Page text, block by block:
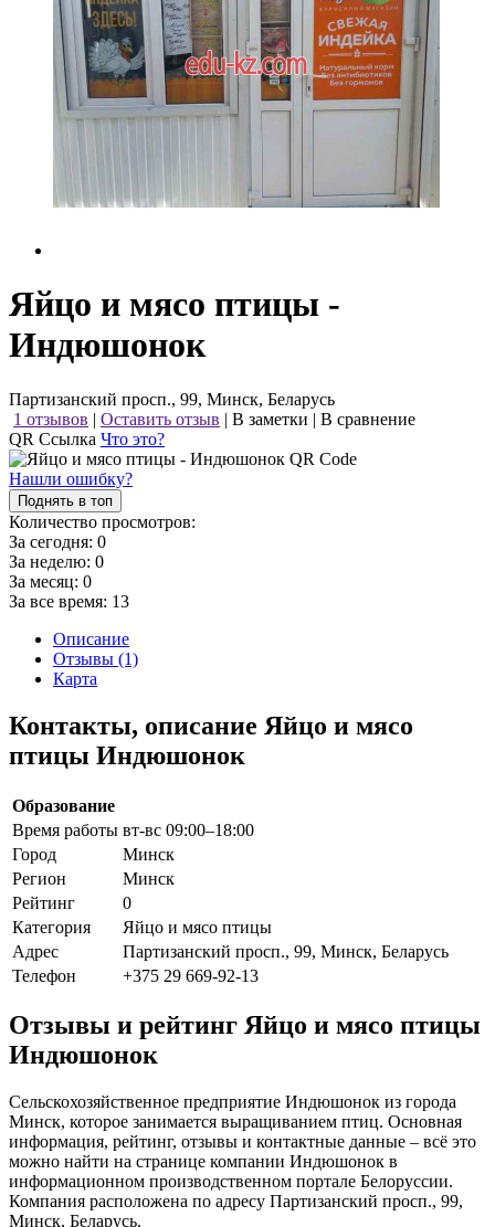
Яйцо и мясо птицы -
Индюшонок
Партизанский просп., 99, Минск, Беларусь
1 отзывов | Оставить отзыв | В заметки | В сравнение
QR Ссылка Что это?
Нашли ошибку?
Поднять в топ
Количество просмотров:
За сегодня: 0
За неделю: 0
За месяц: 0
За все время: 13
Описание
Отзывы (1)
Карта
Контакты, описание Яйцо и мясо
птицы Индюшонок
Образование
Время работы вт-вс 09:00–18:00
Город
Минск
Регион
Минск
Рейтинг
0
Категория
Яйцо и мясо птицы
Адрес
Партизанский просп., 99, Минск, Беларусь
Телефон
+375 29 669-92-13
Отзывы и рейтинг Яйцо и мясо птицы
Индюшонок
Сельскохозяйственное предприятие Индюшонок из города
Минск, которое занимается выращиванием птиц. Основная
информация, рейтинг, отзывы и контактные данные – всё это
можно найти на странице компании Индюшонок в
информационном производственном портале Белоруссии.
Компания расположена по адресу Партизанский просп., 99,
Минск, Беларусь.